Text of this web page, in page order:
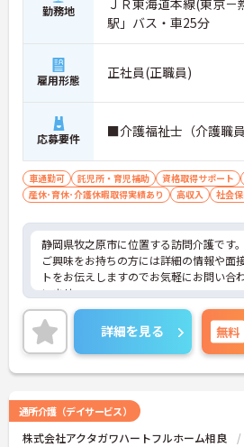
勤務地
ＪＲ東海道本線(東京
駅」バス・車25分
雇用形態 正社員(正職員)
応募要件 ■介護福祉士（介護職員
車通勤可 託児所・育児補助 資格取得サポート
産休･育休･介護休暇取得実績あり
高収入 社会
静岡県牧之原市に位置する訪問介護です。
ご興味をお持ちの方には詳細の情報や面
トをお伝えしますのでお気軽にお問い合
いませ。
詳細を見る 無料
通所介護（デイサービス）
株式会社アクタガワハートフルホーム相良